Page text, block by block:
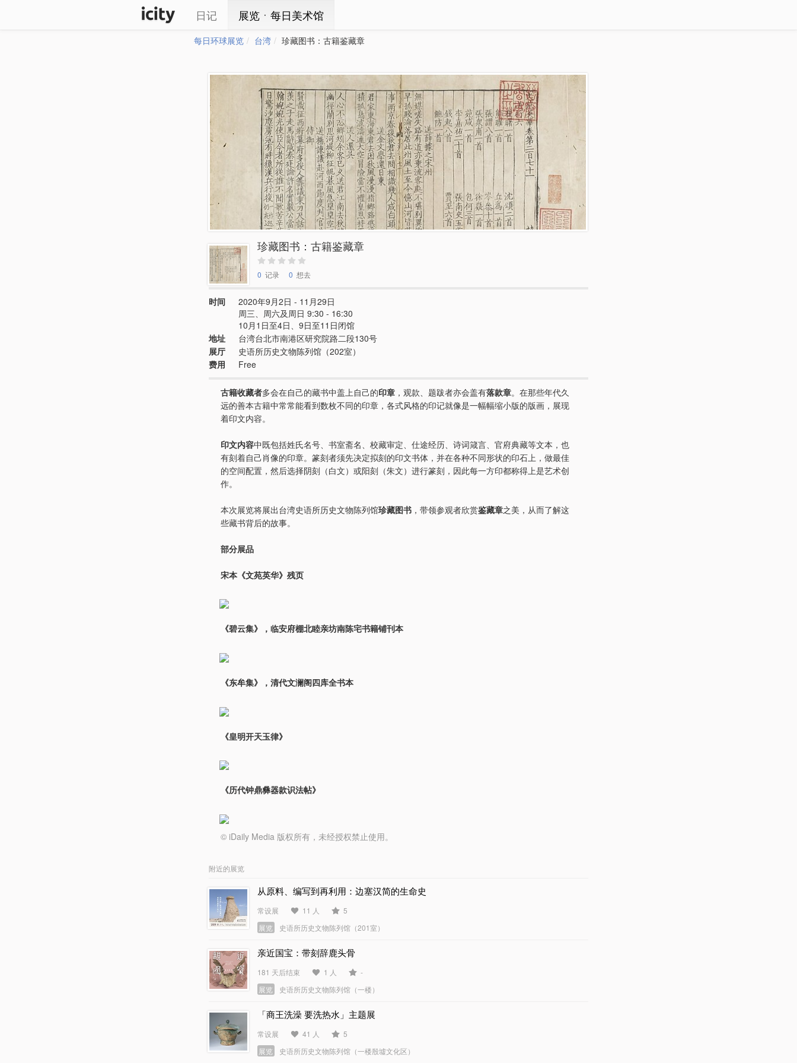
日记 展览ㆍ每日美术馆
每日环球展览 台湾 珍藏图书：古籍鉴藏章
珍藏图书：古籍鉴藏章
0 记录 0 想去
时间
2020年9月2日 - 11月29日
周三、周六及周日 9:30 - 16:30
10月1日至4日、9日至11日闭馆
地址
台湾台北市南港区研究院路二段130号
展厅
史语所历史文物陈列馆（202室）
费用
Free
古籍收藏者多会在自己的藏书中盖上自己的印章 ，观款、题跋者亦会盖有落款章。在那些年代久
远的善本古籍中常常能看到数枚不同的印章，各式风格的印记就像是一幅幅缩小版的版画，展现
着印文内容。
印文内容中既包括姓氏名号、书室斋名、校藏审定、仕途经历、诗词箴言、官府典藏等文本，也
有刻着自己肖像的印章。篆刻者须先决定拟刻的印文书体，并在各种不同形状的印石上，做最佳
的空间配置，然后选择阴刻（白文）或阳刻（朱文）进行篆刻，因此每一方印都称得上是艺术创
作。
本次展览将展出台湾史语所历史文物陈列馆珍藏图书 ，带领参观者欣赏鉴藏章之美，从而了解这
些藏书背后的故事。
部分展品
宋本《文苑英华》残页
《碧云集》，临安府棚北睦亲坊南陈宅书籍铺刊本
《东牟集》，清代文澜阁四库全书本
《皇明开天玉律》
《历代钟鼎彝器款识法帖》
© iDaily Media 版权所有，未经授权禁止使用。
附近的展览
从原料、编写到再利用：边塞汉简的生命史
常设展 11 人
5
展览
史语所历史文物陈列馆（201室）
亲近国宝：带刻辞鹿头骨
181 天后结束 1 人
-
展览
史语所历史文物陈列馆（一楼）
「商王洗澡 要洗热水」主题展
常设展 41 人
5
展览
史语所历史文物陈列馆（一楼殷墟文化区）